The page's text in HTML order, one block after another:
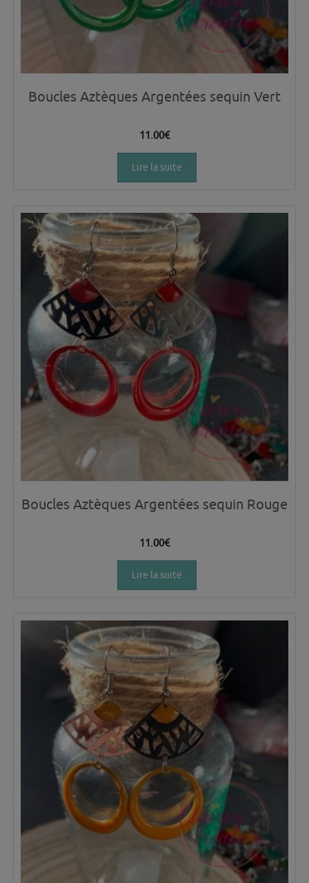
Boucles Aztèques Argentées sequin Vert
11.00€
Lire la suite
Boucles Aztèques Argentées sequin Rouge
11.00€
Lire la suite